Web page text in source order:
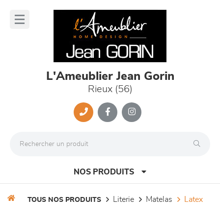
L'Ameublier Jean Gorin
Rieux (56)
NOS PRODUITS
TOUS NOS PRODUITS literie matelas latex